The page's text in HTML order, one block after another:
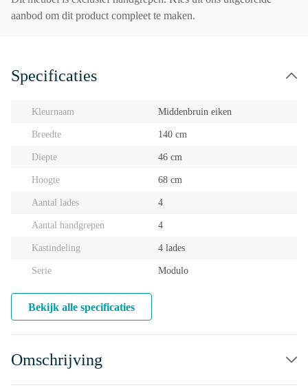
aanbod om dit product compleet te maken.
Specificaties
Kleurnaam Middenbruin eiken
Breedte 140 cm
Diepte 46 cm
Hoogte 68 cm
Aantal lades 4
Aantal handgrepen 4
Kastindeling 4 lades
Serie Modulo
Bekijk alle specificaties
Omschrijving